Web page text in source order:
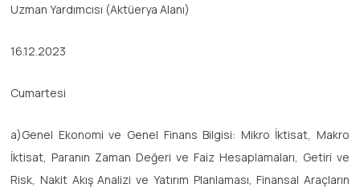
Uzman Yardımcısı (Aktüerya Alanı)
16.12.2023
Cumartesi
a)Genel Ekonomi ve Genel Finans Bilgisi: Mikro İktisat, Makro
İktisat, Paranın Zaman Değeri ve Faiz Hesaplamaları, Getiri ve
Risk, Nakit Akış Analizi ve Yatırım Planlaması, Finansal Araçların